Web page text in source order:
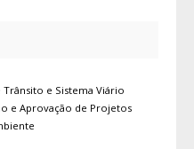
e Sistema Viário
e Aprovação de Projetos